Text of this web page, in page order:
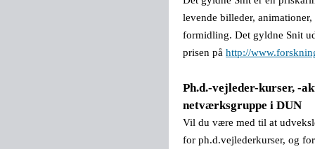
levende billeder,
formidling. Det gyldne Snit
prisen på http://
Ph.d.-vejleder-kurser, -
netværksgruppe i DUN
Vil du være med til at
for ph.d.vejlederkurser, og